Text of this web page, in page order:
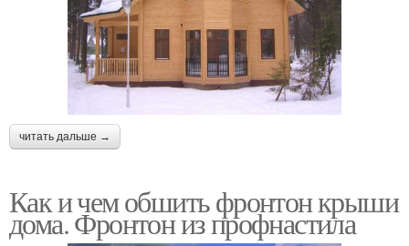
читать дальше →
Как и чем обшить фронтон крыши
дома. Фронтон из профнастила